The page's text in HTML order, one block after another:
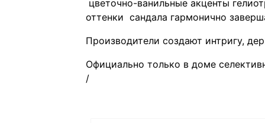
цветочно-ванильные акценты
оттенки сандала гармонично
Производители создают интригу,
Официально только в доме